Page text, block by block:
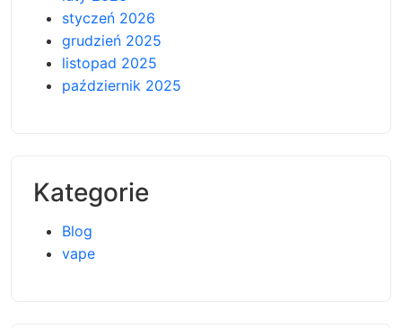
styczeń 2026
grudzień 2025
listopad 2025
październik 2025
Kategorie
Blog
vape